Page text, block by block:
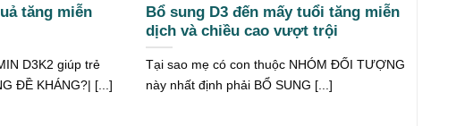
tăng miễn
D3K2 giúp trẻ
ĐỀ KHÁNG?| [...]
Bổ sung D3 đến mấy tuổi tăng miễn
dịch và chiều cao vượt trội
Tại sao mẹ có con thuộc NHÓM ĐỐI TƯỢNG
này nhất định phải BỔ SUNG [...]